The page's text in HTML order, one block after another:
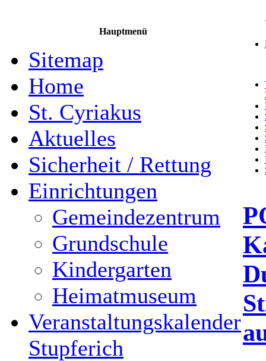
Hauptmenü
Sitemap
Home
St. Cyriakus
Aktuelles
Sicherheit / Rettung
Einrichtungen
Gemeindezentrum
Grundschule
Kindergarten
Heimatmuseum
Veranstaltungskalender
Stupferich